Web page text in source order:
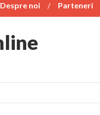
Despre noi Parteneri